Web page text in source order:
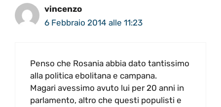
vincenzo
6 Febbraio 2014 alle 11:23
Penso che Rosania abbia dato tantissimo
alla politica ebolitana e campana.
Magari avessimo avuto lui per 20 anni in
parlamento, altro che questi populisti e